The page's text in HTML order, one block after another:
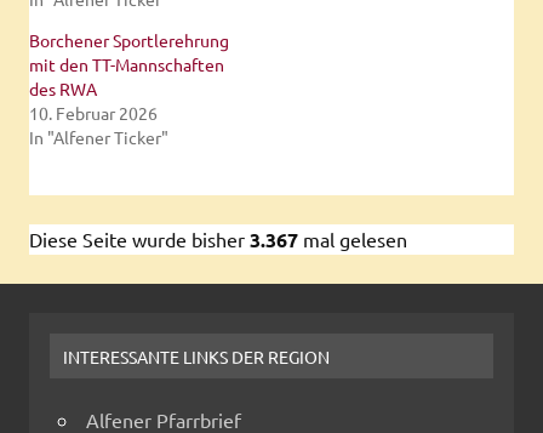
Borchener Sportlerehrung
mit den TT-Mannschaften
des RWA
10. Februar 2026
In "Alfener Ticker"
Diese Seite wurde bisher 3.367 mal gelesen
INTERESSANTE LINKS DER REGION
Alfener Pfarrbrief